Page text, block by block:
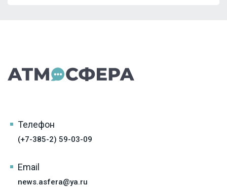
Телефон
(+7-385-2) 59-03-09
Email
news.asfera@ya.ru